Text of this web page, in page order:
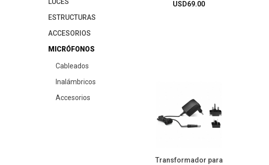
USD69.00
Transformador para
ESTRUCTURAS
ACCESORIOS
MICRÓFONOS
Cableados
Inalámbricos
Accesorios